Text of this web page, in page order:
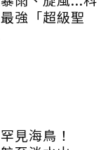
強「超級聖
見海鳥！